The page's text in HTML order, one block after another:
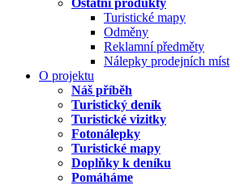
Ostatní produkty
Turistické mapy
Odměny
Reklamní předměty
Nálepky prodejních míst
O projektu
Náš příběh
Turistický deník
Turistické vizitky
Fotonálepky
Turistické mapy
Doplňky k deníku
Pomáháme